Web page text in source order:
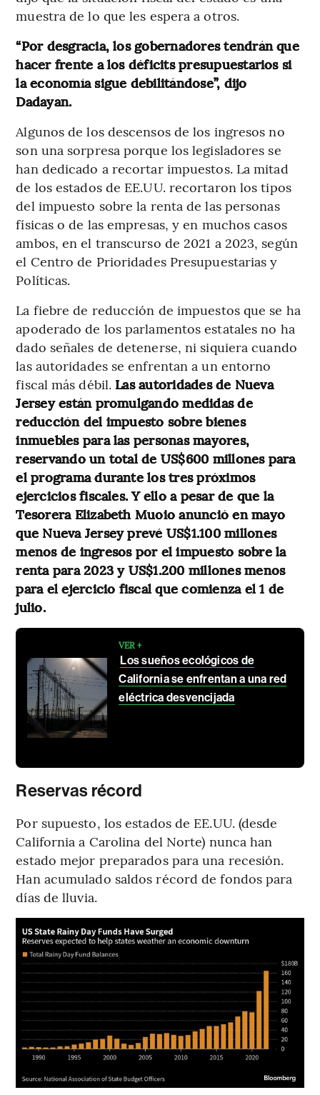
muestra de lo que les espera a otros.
“Por desgracia, los gobernadores tendrán que
hacer frente a los déficits presupuestarios si
la economía sigue debilitándose”, dijo
Dadayan.
Algunos de los descensos de los ingresos no
son una sorpresa porque los legisladores se
han dedicado a recortar impuestos. La mitad
de los estados de EE.UU. recortaron los tipos
del impuesto sobre la renta de las personas
físicas o de las empresas, y en muchos casos
ambos, en el transcurso de 2021 a 2023, según
el Centro de Prioridades Presupuestarias y
Políticas.
La fiebre de reducción de impuestos que se ha
apoderado de los parlamentos estatales no ha
dado señales de detenerse, ni siquiera cuando
las autoridades se enfrentan a un entorno
fiscal más débil. Las autoridades de Nueva
Jersey están promulgando medidas de
reducción del impuesto sobre bienes
inmuebles para las personas mayores,
reservando un total de US$600 millones para
el programa durante los tres próximos
ejercicios fiscales. Y ello a pesar de que la
Tesorera Elizabeth Muoio anunció en mayo
que Nueva Jersey prevé US$1.100 millones
menos de ingresos por el impuesto sobre la
renta para 2023 y US$1.200 millones menos
para el ejercicio fiscal que comienza el 1 de
julio.
VER +
Los sueños ecológicos de
California se enfrentan a una red
eléctrica desvencijada
Reservas récord
Por supuesto, los estados de EE.UU. (desde
California a Carolina del Norte) nunca han
estado mejor preparados para una recesión.
Han acumulado saldos récord de fondos para
días de lluvia.